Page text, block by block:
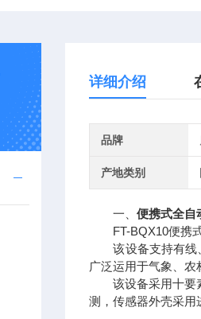
详细介绍
品牌
产地类别
一、便携式全自
FT-BQX10便携式
该设备支持有线、
广泛运用于气象、
该设备采用十要素
测，传感器外壳采用